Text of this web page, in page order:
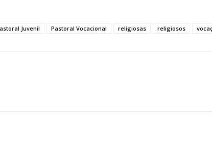
Juvenil Pastoral Vocacional religiosas religiosos